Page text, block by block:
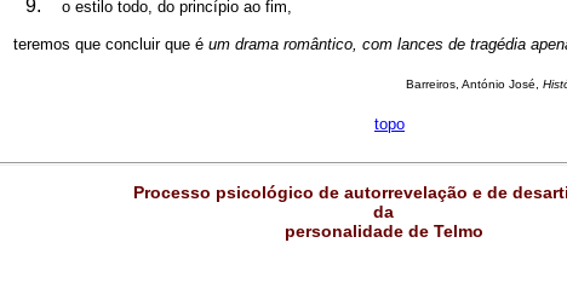
o estilo todo, do princípio ao fim,
teremos que concluir que é um drama romântico, com lances de tragédia
Barreiros, António José,
topo
Processo psicológico de autorrevelação e de
da
personalidade de Telmo